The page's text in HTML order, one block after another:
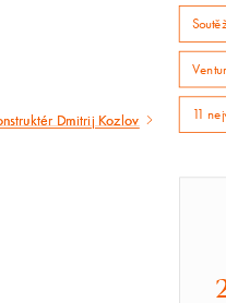
Dmitrij Kozlov 11